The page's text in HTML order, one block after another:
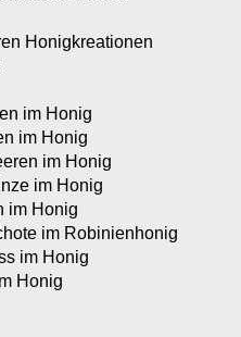
Honigkreationen
im Honig​
im Honig
im Honig
im Honig
im Honig
im Robinienhonig
im Honig
Honig